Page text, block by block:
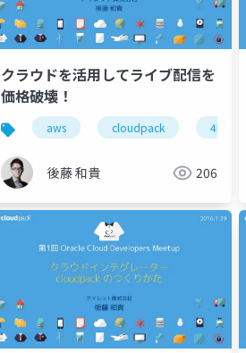
iot
クラウドを活用してライブ配信を
価格破壊！
aws cloudpack 4k video
後藤 和貴 206